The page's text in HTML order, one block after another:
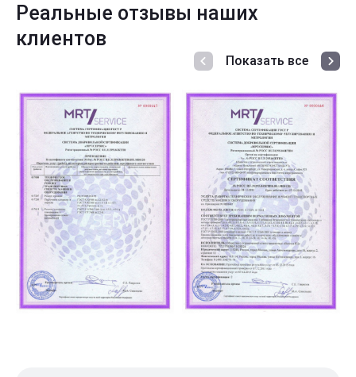
Реальные отзывы наших
клиентов
Показать все